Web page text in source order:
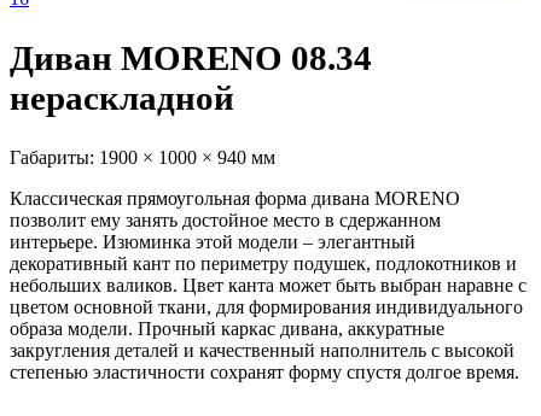
Диван MORENO 08.34
нераскладной
Габариты: 1900 × 1000 × 940 мм
Классическая прямоугольная форма дивана MORENO
позволит ему занять достойное место в сдержанном
интерьере. Изюминка этой модели – элегантный
декоративный кант по периметру подушек, подлокотников и
небольших валиков. Цвет канта может быть выбран наравне с
цветом основной ткани, для формирования индивидуального
образа модели. Прочный каркас дивана, аккуратные
закругления деталей и качественный наполнитель с высокой
степенью эластичности сохранят форму спустя долгое время.